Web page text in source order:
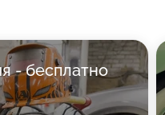
- бесплатно